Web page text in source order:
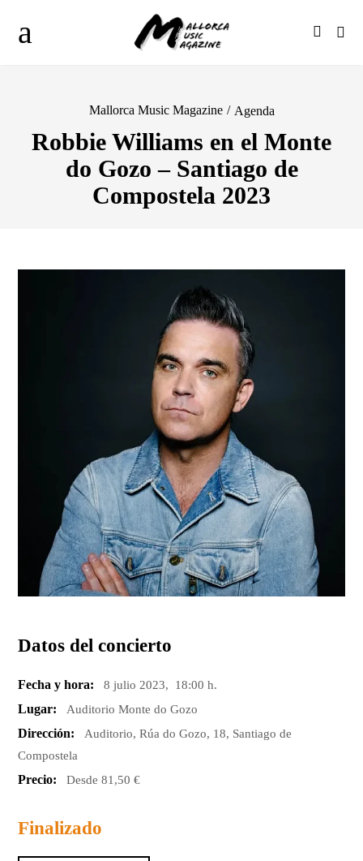
Mallorca Music Magazine / Agenda
Robbie Williams en el Monte
do Gozo – Santiago de
Compostela 2023
Datos del concierto
Fecha y hora: 8 julio 2023, 18:00 h.
Lugar: Auditorio Monte do Gozo
Dirección:
Auditorio, Rúa do Gozo, 18, Santiago de
Compostela
Precio: Desde 81,50 €
Finalizado